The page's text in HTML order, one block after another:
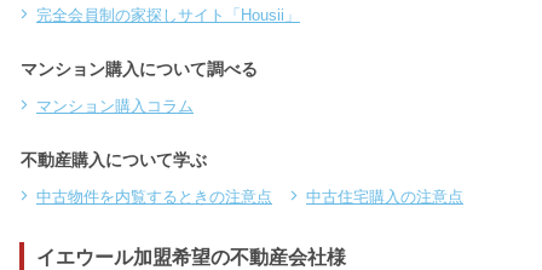
完全会員制の家探しサイト「Housii」
マンション購入について調べる
マンション購入コラム
不動産購入について学ぶ
中古物件を内覧するときの注意点 中古住宅購入の注意点
イエウール加盟希望の不動産会社様